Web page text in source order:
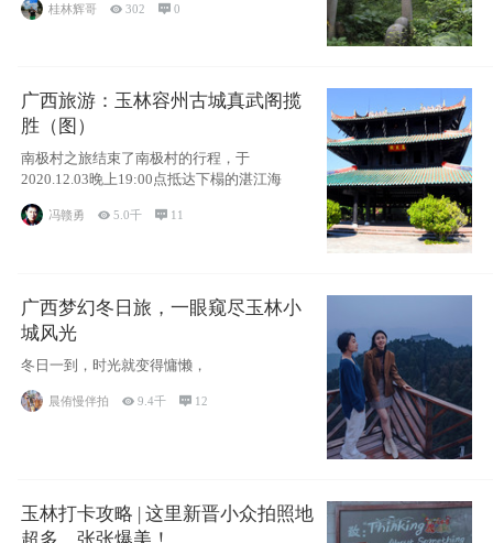
桂林辉哥  302 0
广西旅游：玉林容州古城真武阁揽
胜（图）
南极村之旅结束了南极村的行程，于
2020.12.03晚上19:00点抵达下榻的湛江海
冯赣勇 5.0千  11
广西梦幻冬日旅，一眼窥尽玉林小
城风光
冬日一到，时光就变得慵懒，
晨侑慢伴拍 9.4千  12
玉林打卡攻略 | 这里新晋小众拍照地